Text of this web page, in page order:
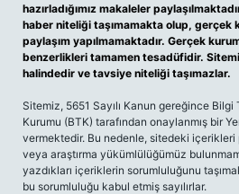
hazırladığımız makaleler
haber niteliği taşımamakta olup, gerçek
paylaşım yapılmamaktadır. Gerçek
benzerlikleri tamamen tesadüfidir.
halindedir ve tavsiye niteliği taşımazlar.
Sitemiz, 5651 Sayılı Kanun gereğince
Kurumu (BTK) tarafından onaylanmış bir
vermektedir. Bu nedenle, sitedeki
veya araştırma yükümlülüğümüz
yazdıkları içeriklerin sorumluluğunu
bu sorumluluğu kabul etmiş sayılırlar.